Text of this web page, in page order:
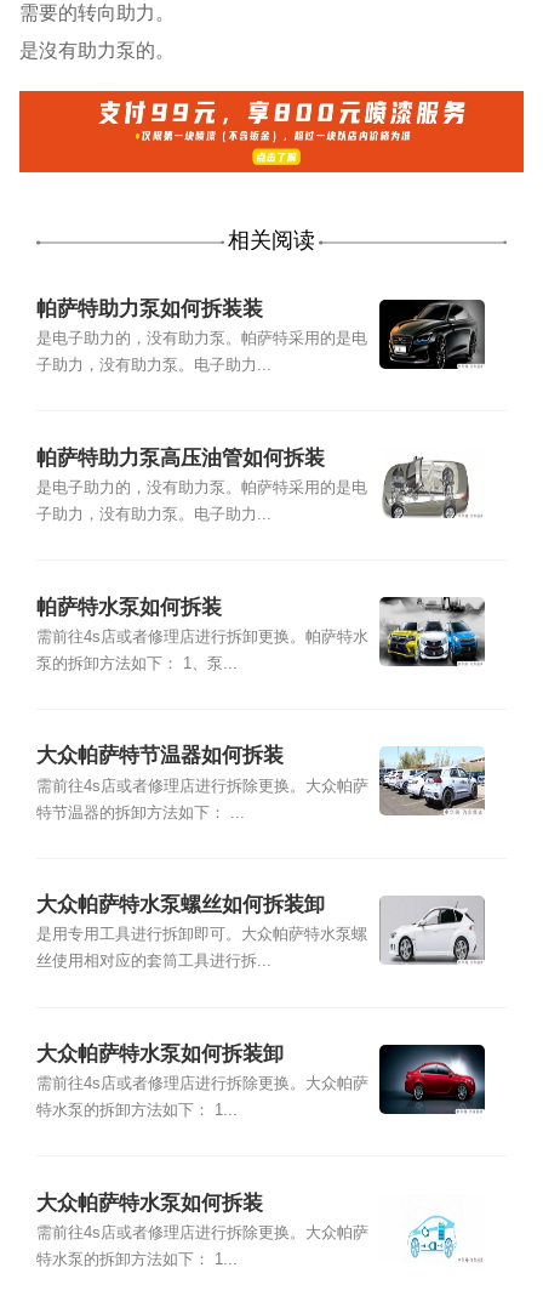
需要的转向助力。
是沒有助力泵的。
相关阅读
帕萨特助力泵如何拆装装
是电子助力的，没有助力泵。帕萨特采用的是电
子助力，没有助力泵。电子助力...
帕萨特助力泵高压油管如何拆装
是电子助力的，没有助力泵。帕萨特采用的是电
子助力，没有助力泵。电子助力...
帕萨特水泵如何拆装
需前往4s店或者修理店进行拆卸更换。帕萨特水
泵的拆卸方法如下： 1、泵...
大众帕萨特节温器如何拆装
需前往4s店或者修理店进行拆除更换。大众帕萨
特节温器的拆卸方法如下： ...
大众帕萨特水泵螺丝如何拆装卸
是用专用工具进行拆卸即可。大众帕萨特水泵螺
丝使用相对应的套筒工具进行拆...
大众帕萨特水泵如何拆装卸
需前往4s店或者修理店进行拆除更换。大众帕萨
特水泵的拆卸方法如下： 1...
大众帕萨特水泵如何拆装
需前往4s店或者修理店进行拆除更换。大众帕萨
特水泵的拆卸方法如下： 1...